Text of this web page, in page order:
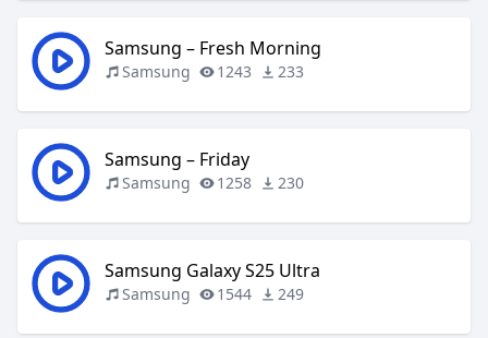
Samsung – Fresh Morning
Samsung 1243 233
Samsung – Friday
Samsung 1258 230
Samsung Galaxy S25 Ultra
Samsung 1544 249